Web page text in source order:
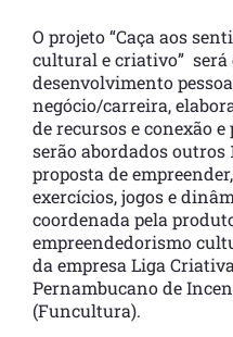
O projeto “Caça aos
cultural e criativo” será
desenvolvimento
negócio/carreira,
de recursos e conexão
serão abordados outros
proposta de
exercícios, jogos e
coordenada pela
empreendedorismo
da empresa Liga
Pernambucano de
(Funcultura).